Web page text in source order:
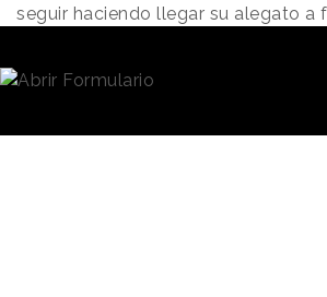
seguir haciendo llegar su alegato a
Bajo el título“The secret
del Soho entre los pasados días 25